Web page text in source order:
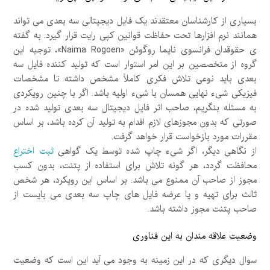
بسیاری از کارشناسان معتقدند یک فایل دیجیتالی سه بعدی می تواند
همانند نرم افزارها تحت حفاظت قوانین کپی رایت قرار گیرد. به گفته
ی حقوقدان فرانسوی نایما روگوئن «Naima Rogoen»، توجیه این
گروه از متخصصین بر این امر استوار است که تولید کننده فایل سه
بعدی باید نوعی تلاش فکری کاملاً مشخص داشته تا مشخصات
فیزیکی شیء نهایی همسان با شیء اولیه باشد. اگر با چنین رویکردی
به مسئله بنگریم، صاحب اثر فایل دیجیتال سه بعدی تولید شده در
صورتی که بدون مجوزهای لازم اقدام به تولید آن کرده باشد، بر اساس
مقررات مورد بازخواست قرار خواهد گرفت.
از نگاهی دیگر، اگر شیء چاپ شده توسط یک گواهیثبت اختراع
محافظت گردد، هر گونه تلاش برای استفاده از پتنت، بدون کسب
مجوز از صاحب آن ممنوع می باشد. بر اساس این رویکرد، هر شخص
ثالث برای تهیه و یا عرضه فایل های چاپ سه بعدی می بایست از
صاحب پتنت مجوز داشته باشد.
وضعیت علاقه مندان به این فناوری
سوال دیگری که در این زمینه به وجود می آید این است که وضعیت